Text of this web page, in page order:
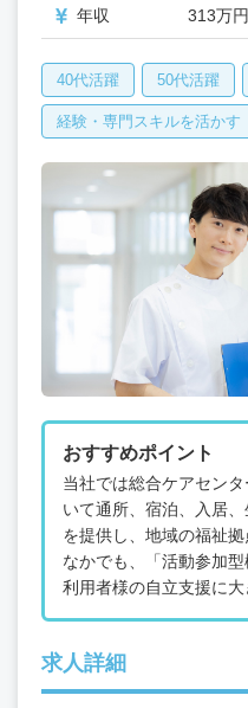
年収 313万円
40代活躍 50代活躍
経験・専門スキルを活かす
おすすめポイント
当社では総合ケアセン
いて通所、宿泊、入居
を提供し、地域の福祉拠
なかでも、「活動参加
利用者様の自立支援に大
求人詳細